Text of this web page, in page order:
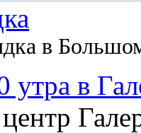
в
утра в